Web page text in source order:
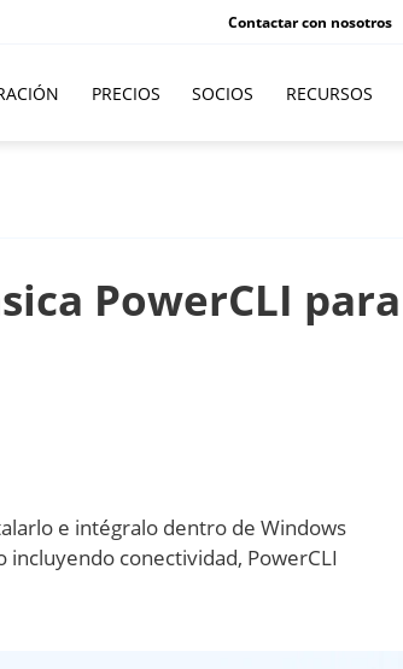
Contactar con nosotros
PRECIOS SOCIOS RECURSOS
PowerCLI para
e intégralo dentro de Windows
incluyendo conectividad, PowerCLI